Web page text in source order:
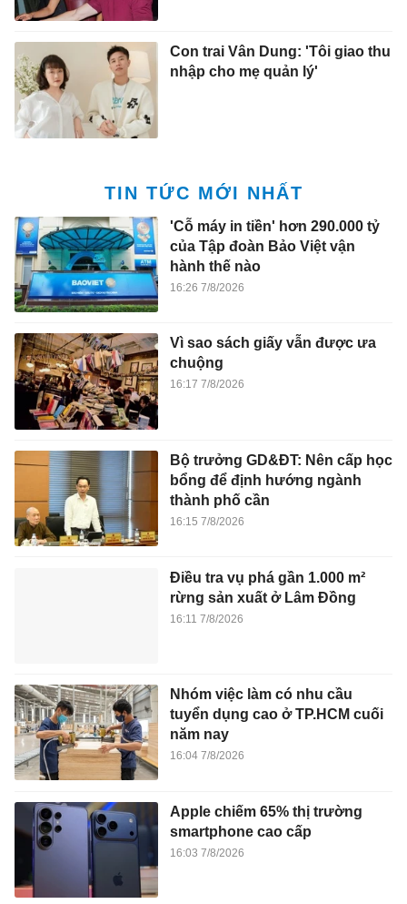
Con trai Vân Dung: 'Tôi giao thu
nhập cho mẹ quản lý'
TIN TỨC MỚI NHẤT
'Cỗ máy in tiền' hơn 290.000 tỷ
của Tập đoàn Bảo Việt vận
hành thế nào
16:26 7/8/2026
Vì sao sách giấy vẫn được ưa
chuộng
16:17 7/8/2026
Bộ trưởng GD&ĐT: Nên cấp học
bổng để định hướng ngành
thành phố cần
16:15 7/8/2026
Điều tra vụ phá gần 1.000 m²
rừng sản xuất ở Lâm Đồng
16:11 7/8/2026
Nhóm việc làm có nhu cầu
tuyển dụng cao ở TP.HCM cuối
năm nay
16:04 7/8/2026
Apple chiếm 65% thị trường
smartphone cao cấp
16:03 7/8/2026